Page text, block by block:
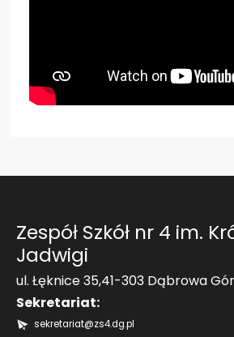
Kontakt
Zespół Szkół nr 4 im.
Jadwigi
ul. Łęknice 35,41-303 Dąbrowa
Sekretariat:
sekretariat@zs4.dg.pl